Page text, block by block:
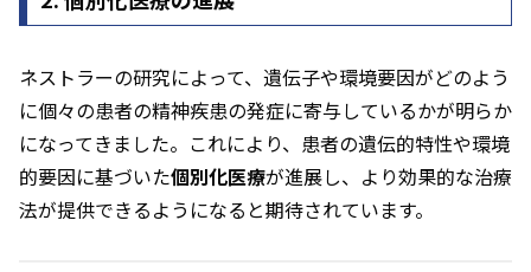
ネストラーの研究によって、遺伝子や環境要因がどのよう
に個々の患者の精神疾患の発症に寄与しているかが明らか
になってきました。これにより、患者の遺伝的特性や環境
的要因に基づいた個別化医療が進展し、より効果的な治療
法が提供できるようになると期待されています。